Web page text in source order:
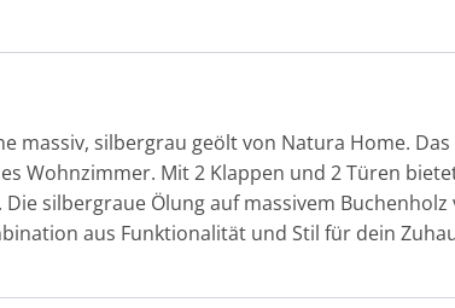
massiv, silbergrau geölt von Natura Home.
Wohnzimmer. Mit 2 Klappen und 2 Türen
silbergraue Ölung auf massivem
aus Funktionalität und Stil für dein